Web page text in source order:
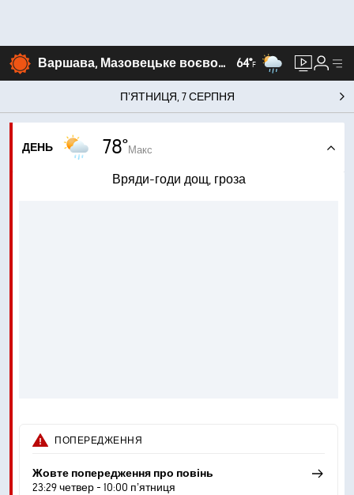
Варшава, Мазовецьке воєводство 64°F
ПʼЯТНИЦЯ, 7 СЕРПНЯ
ДЕНЬ 78°Макс
Вряди-годи дощ, гроза
ПОПЕРЕДЖЕННЯ
Жовте попередження про повінь
23:29 четвер - 10:00 пʼятниця